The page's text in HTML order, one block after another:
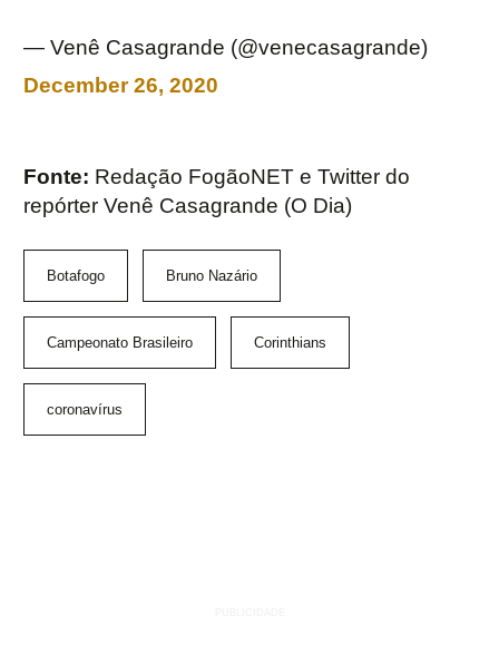
— Venê Casagrande (@venecasagrande)
December 26, 2020
Fonte: Redação FogãoNET e Twitter do
repórter Venê Casagrande (O Dia)
Botafogo Bruno Nazário
Campeonato Brasileiro Corinthians
coronavírus